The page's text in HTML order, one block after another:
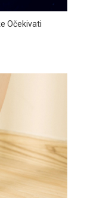
Očekivati